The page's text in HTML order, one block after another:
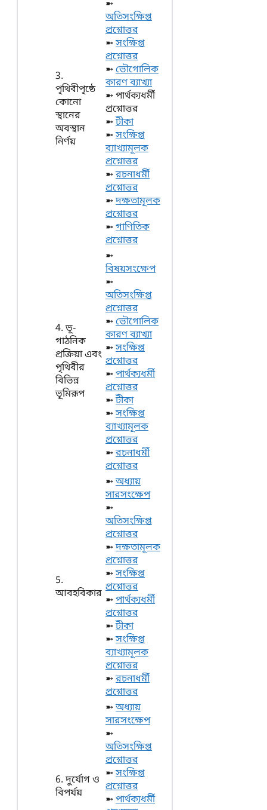
3.
পৃথিবীপৃষ্ঠে
কোনো
স্থানের
অবস্থান
নির্ণয়
➼
অতিসংক্ষিপ্ত
প্রশ্নোত্তর
➼সংক্ষিপ্ত
প্রশ্নোত্তর
➼ভৌগোলিক
কারণ ব্যাখ্যা
➼ পার্থক্যধর্মী
প্রশ্নোত্তর
➼টীকা
➼সংক্ষিপ্ত
ব্যাখ্যামূলক
প্রশ্নোত্তর
➼রচনাধর্মী
প্রশ্নোত্তর
➼দক্ষতামূলক
প্রশ্নোত্তর
➼গাণিতিক
প্রশ্নোত্তর
4. ভূ-
গাঠনিক
প্রক্রিয়া এবং
পৃথিবীর
বিভিন্ন
ভূমিরূপ
➼
বিষয়সংক্ষেপ
➼
অতিসংক্ষিপ্ত
প্রশ্নোত্তর
➼ভৌগোলিক
কারণ ব্যাখ্যা
➼সংক্ষিপ্ত
প্রশ্নোত্তর
➼পার্থক্যধর্মী
প্রশ্নোত্তর
➼টীকা
➼সংক্ষিপ্ত
ব্যাখ্যামূলক
প্রশ্নোত্তর
➼রচনাধর্মী
প্রশ্নোত্তর
5.
আবহবিকার
➼অধ্যায়
সারসংক্ষেপ
➼
অতিসংক্ষিপ্ত
প্রশ্নোত্তর
➼দক্ষতামূলক
প্রশ্নোত্তর
➼সংক্ষিপ্ত
প্রশ্নোত্তর
➼পার্থক্যধর্মী
প্রশ্নোত্তর
➼টীকা
➼সংক্ষিপ্ত
ব্যাখ্যামূলক
প্রশ্নোত্তর
➼রচনাধর্মী
প্রশ্নোত্তর
6. দুর্যোগ ও
বিপর্যয়
➼অধ্যায়
সারসংক্ষেপ
➼
অতিসংক্ষিপ্ত
প্রশ্নোত্তর
➼সংক্ষিপ্ত
প্রশ্নোত্তর
➼পার্থক্যধর্মী